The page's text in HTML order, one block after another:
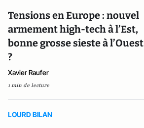
Tensions en Europe : nouvel
armement high-tech à l’Est,
bonne grosse sieste à l’Ouest
?
Xavier Raufer
1 min de lecture
LOURD BILAN